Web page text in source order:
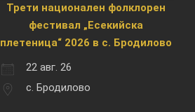
Трети национален фолклорен
фестивал „Есекийска
плетеница“ 2026 в с. Бродилово
22 авг. 26
с. Бродилово